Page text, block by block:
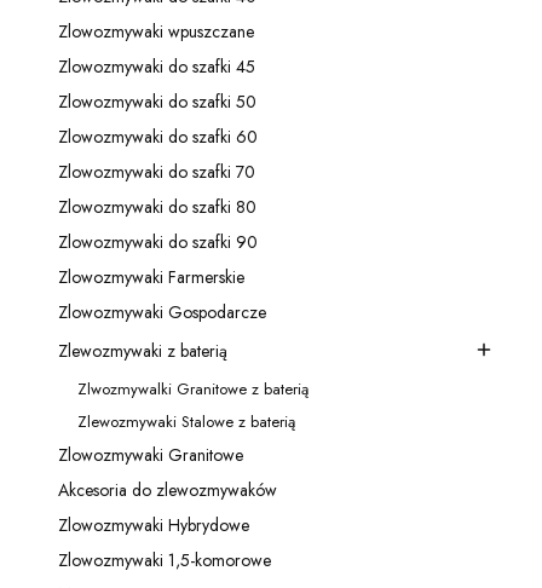
Kategoria - Zlowozmywaki do szafki 40
Kategoria - Zlowozmywaki wpuszczane
Zlowozmywaki wpuszczane
Kategoria - Zlowozmywaki do szafki 45
Zlowozmywaki do szafki 45
Kategoria - Zlowozmywaki do szafki 50
Zlowozmywaki do szafki 50
Kategoria - Zlowozmywaki do szafki 60
Zlowozmywaki do szafki 60
Kategoria - Zlowozmywaki do szafki 70
Zlowozmywaki do szafki 70
Kategoria - Zlowozmywaki do szafki 80
Zlowozmywaki do szafki 80
Kategoria - Zlowozmywaki do szafki 90
Zlowozmywaki do szafki 90
Kategoria - Zlowozmywaki Farmerskie
Zlowozmywaki Farmerskie
Kategoria - Zlowozmywaki Gospodarcze
Zlowozmywaki Gospodarcze
Kategoria - Zlewozmywaki z baterią
Zlewozmywaki z baterią
Kategoria - Zlwozmywalki Granitowe z baterią
Zlwozmywalki Granitowe z baterią
Kategoria - Zlewozmywaki Stalowe z baterią
Zlewozmywaki Stalowe z baterią
Kategoria - Zlowozmywaki Granitowe
Zlowozmywaki Granitowe
Kategoria - Akcesoria do zlewozmywaków
Akcesoria do zlewozmywaków
Kategoria - Zlowozmywaki Hybrydowe
Zlowozmywaki Hybrydowe
Kategoria - Zlowozmywaki 1,5-komorowe
Zlowozmywaki 1,5-komorowe